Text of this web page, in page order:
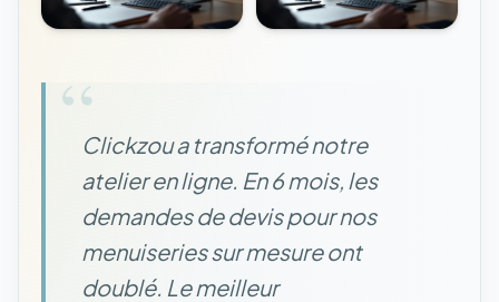
“Clickzou a transformé notre
atelier en ligne. En 6 mois, les
demandes de devis pour nos
menuiseries sur mesure ont
doublé. Le meilleur